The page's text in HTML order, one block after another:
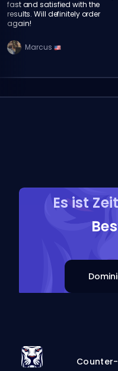
fast and satisfied with the
results. Will definitely order
again!
Marcus
Es ist